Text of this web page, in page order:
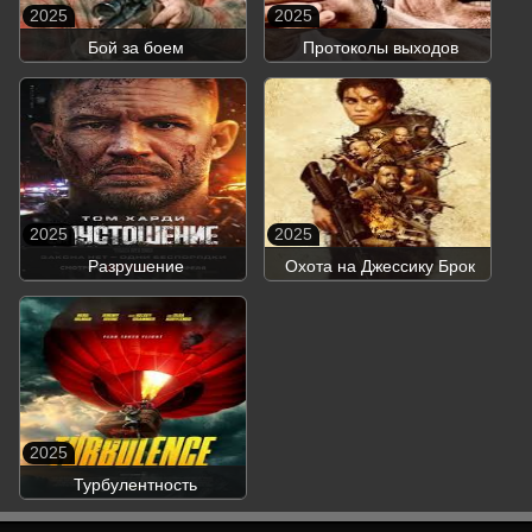
Бой за боем
2025
Протоколы выходов
2025
Разрушение
2025
Охота на Джессику Брок
2025
Турбулентность
2025